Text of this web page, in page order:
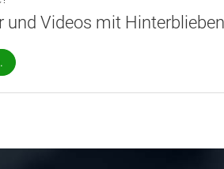
und Videos mit